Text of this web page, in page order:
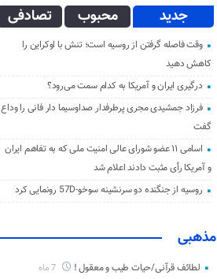
جدید محبوب تصادفی
وقت فاصله گرفتن از روسیه است؛ تنش با اوکراین را
کاهش دهید
درگیری ایران و آمریکا به کدام سمت می‌رود؟
فرزاد جمشیدی مجری پرطرفدار صداوسیما دار فانی را وداع
گفت
اسامی ۱۱ عضو شورای عالی امنیت ملی که به تفاهم ایران
و آمریکا رأی مثبت دادند اعلام شد
روسیه از جنگنده دو سرنشینه سوخو-57D رونمایی کرد
مذهبی
لطائف قرآنی/حیات طیب و معقول !